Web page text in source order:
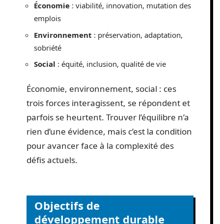
Économie : viabilité, innovation, mutation des
emplois
Environnement : préservation, adaptation,
sobriété
Social : équité, inclusion, qualité de vie
Économie, environnement, social : ces
trois forces interagissent, se répondent et
parfois se heurtent. Trouver l’équilibre n’a
rien d’une évidence, mais c’est la condition
pour avancer face à la complexité des
défis actuels.
Objectifs de
développement durable